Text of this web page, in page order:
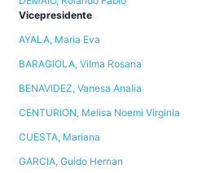
Vicepresidente
AYALA, Maria Eva
BARAGIOLA, Vilma Rosana
BENAVIDEZ, Vanesa Analia
CENTURION, Melisa Noemi Virginia
CUESTA, Mariana
GARCIA, Guido Hernan